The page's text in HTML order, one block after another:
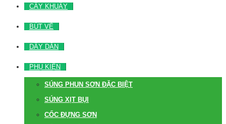
CÂY KHUẤY
BÚT VẼ
DÂY DẪN
PHỤ KIỆN
SÚNG PHUN SƠN ĐẶC BIỆT
SÚNG XỊT BỤI
CỐC ĐỰNG SƠN